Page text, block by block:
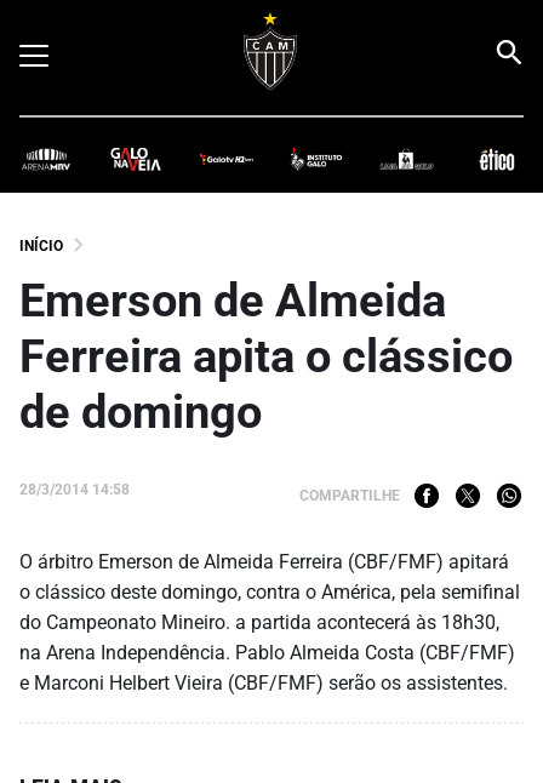
INÍCIO
Emerson de Almeida
Ferreira apita o clássico
de domingo
28/3/2014 14:58 COMPARTILHE
O árbitro Emerson de Almeida Ferreira (CBF/FMF) apitará
o clássico deste domingo, contra o América, pela semifinal
do Campeonato Mineiro. a partida acontecerá às 18h30,
na Arena Independência. Pablo Almeida Costa (CBF/FMF)
e Marconi Helbert Vieira (CBF/FMF) serão os assistentes.